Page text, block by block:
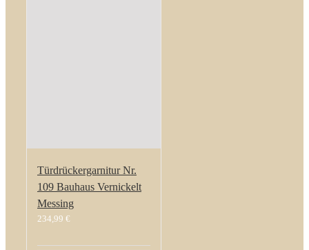
Türdrückergarnitur Nr.
109 Bauhaus Vernickelt
Messing
234,99 €